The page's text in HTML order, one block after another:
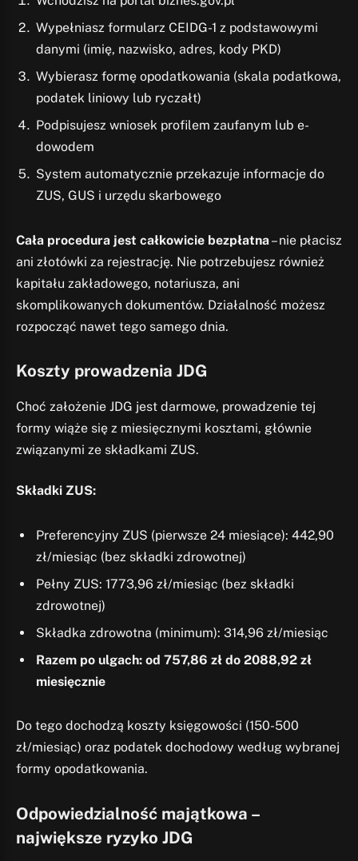
Wypełniasz formularz CEIDG-1 z podstawowymi
danymi (imię, nazwisko, adres, kody PKD)
Wybierasz formę opodatkowania (skala podatkowa,
podatek liniowy lub ryczałt)
Podpisujesz wniosek profilem zaufanym lub e-
dowodem
System automatycznie przekazuje informacje do
ZUS, GUS i urzędu skarbowego
Cała procedura jest całkowicie bezpłatna– nie płacisz
ani złotówki za rejestrację. Nie potrzebujesz również
kapitału zakładowego, notariusza, ani
skomplikowanych dokumentów. Działalność możesz
rozpocząć nawet tego samego dnia.
Koszty prowadzenia JDG
Choć założenie JDG jest darmowe, prowadzenie tej
formy wiąże się z miesięcznymi kosztami, głównie
związanymi ze składkami ZUS.
Składki ZUS:
Preferencyjny ZUS (pierwsze 24 miesiące): 442,90
zł/miesiąc (bez składki zdrowotnej)
Pełny ZUS: 1773,96 zł/miesiąc (bez składki
zdrowotnej)
Składka zdrowotna (minimum): 314,96 zł/miesiąc
Razem po ulgach: od 757,86 zł do 2088,92 zł
miesięcznie
Do tego dochodzą koszty księgowości (150-500
zł/miesiąc) oraz podatek dochodowy według wybranej
formy opodatkowania.
Odpowiedzialność majątkowa –
największe ryzyko JDG